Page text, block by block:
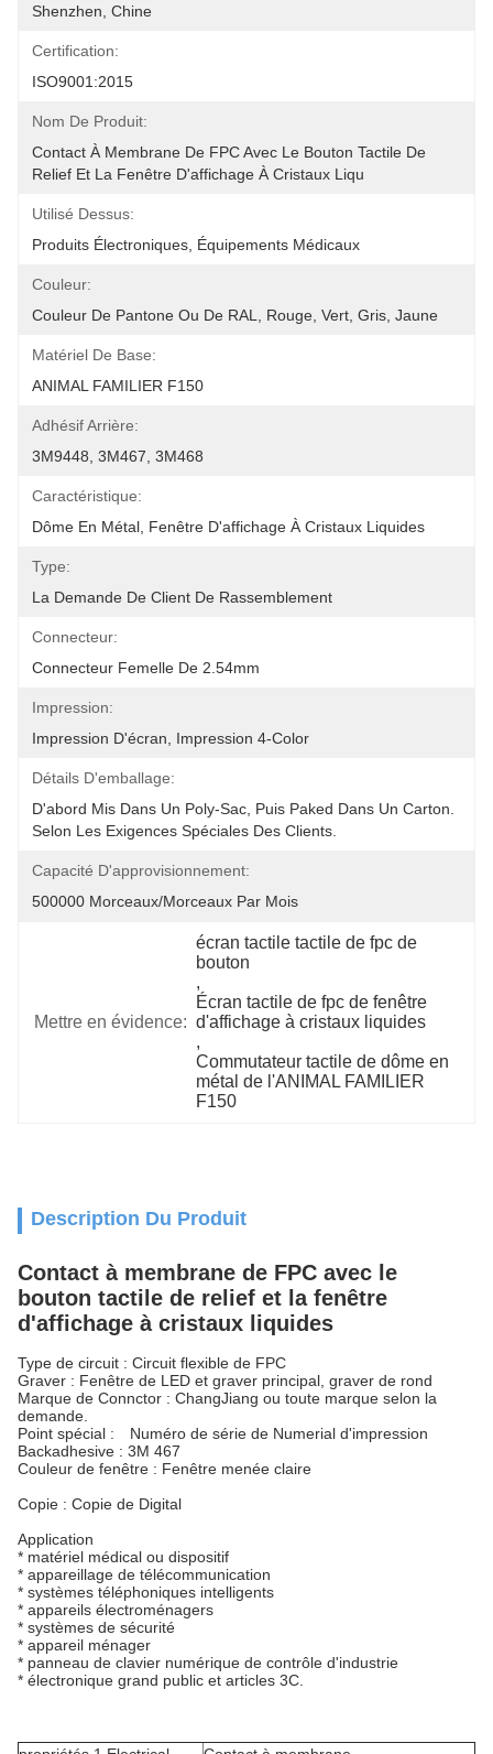
Shenzhen, Chine
Certification:
ISO9001:2015
Nom De Produit:
Contact À Membrane De FPC Avec Le Bouton Tactile De
Relief Et La Fenêtre D'affichage À Cristaux Liqu
Utilisé Dessus:
Produits Électroniques, Équipements Médicaux
Couleur:
Couleur De Pantone Ou De RAL, Rouge, Vert, Gris, Jaune
Matériel De Base:
ANIMAL FAMILIER F150
Adhésif Arrière:
3M9448, 3M467, 3M468
Caractéristique:
Dôme En Métal, Fenêtre D'affichage À Cristaux Liquides
Type:
La Demande De Client De Rassemblement
Connecteur:
Connecteur Femelle De 2.54mm
Impression:
Impression D'écran, Impression 4-Color
Détails D'emballage:
D'abord Mis Dans Un Poly-Sac, Puis Paked Dans Un Carton.
Selon Les Exigences Spéciales Des Clients.
Capacité D'approvisionnement:
500000 Morceaux/morceaux Par Mois
Mettre en évidence:
écran tactile tactile de fpc de
bouton
,
Écran tactile de fpc de fenêtre
d'affichage à cristaux liquides
,
Commutateur tactile de dôme en
métal de l'ANIMAL FAMILIER
F150
Description Du Produit
Contact à membrane de FPC avec le
bouton tactile de relief et la fenêtre
d'affichage à cristaux liquides
Type de circuit : Circuit flexible de FPC
Graver : Fenêtre de LED et graver principal, graver de rond
Marque de Connctor : ChangJiang ou toute marque selon la
demande.
Point spécial : Numéro de série de Numerial d'impression
Backadhesive : 3M 467
Couleur de fenêtre : Fenêtre menée claire
Copie : Copie de Digital
Application
* matériel médical ou dispositif
* appareillage de télécommunication
* systèmes téléphoniques intelligents
* appareils électroménagers
* systèmes de sécurité
* appareil ménager
* panneau de clavier numérique de contrôle d'industrie
* électronique grand public et articles 3C.